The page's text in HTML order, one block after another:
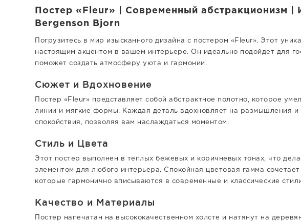
Постер «Fleur» | Современный абстракционизм |
Bergenson Bjorn
Погрузитесь в мир изысканного дизайна с постером «Fleur». Этот
настоящим акцентом в вашем интерьере. Он идеально подойдет для
поможет создать атмосферу уюта и гармонии.
Сюжет и Вдохновение
Постер «Fleur» представляет собой абстрактное полотно, которое
линии и мягкие формы. Каждая деталь вдохновляет на размышления и
спокойствия, позволяя вам наслаждаться моментом.
Стиль и Цвета
Этот постер выполнен в теплых бежевых и коричневых тонах, что
элементом для любого интерьера. Спокойная цветовая гамма сочетает
которые гармонично вписываются в современные и классические
Качество и Материалы
Постер напечатан на высококачественном холсте и натянут на